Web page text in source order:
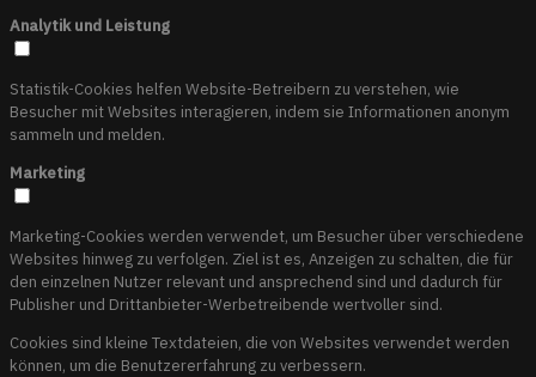
Analytik und Leistung
Statistik-Cookies helfen Website-Betreibern zu verstehen, wie
Besucher mit Websites interagieren, indem sie Informationen anonym
sammeln und melden.
Marketing
Marketing-Cookies werden verwendet, um Besucher über verschiedene
Websites hinweg zu verfolgen. Ziel ist es, Anzeigen zu schalten, die für
den einzelnen Nutzer relevant und ansprechend sind und dadurch für
Publisher und Drittanbieter-Werbetreibende wertvoller sind.
Cookies sind kleine Textdateien, die von Websites verwendet werden
können, um die Benutzererfahrung zu verbessern.